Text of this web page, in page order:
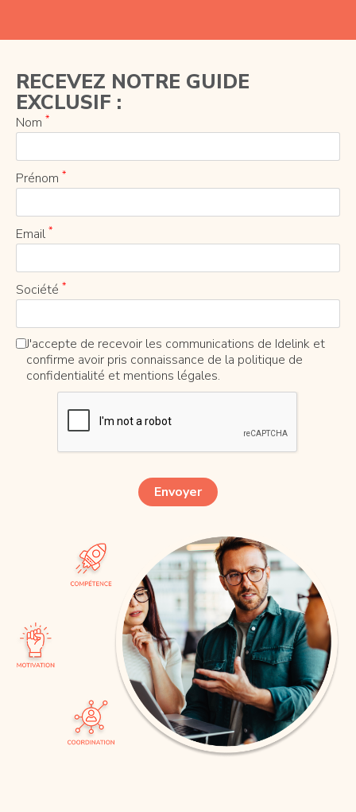
RECEVEZ NOTRE GUIDE
EXCLUSIF :
Nom *
Prénom *
Email*
Société *
J'accepte de recevoir les communications de Idelink et
confirme avoir pris connaissance de la politique de
confidentialité et mentions légales.
Envoyer